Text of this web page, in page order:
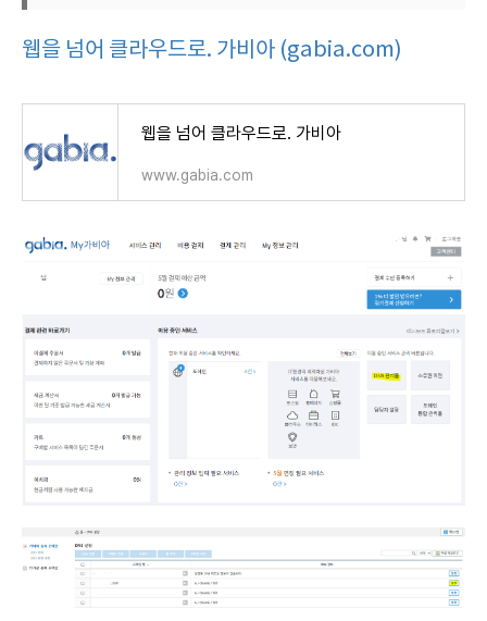
웹을 넘어 클라우드로. 가비아 (gabia.com)
웹을 넘어 클라우드로. 가비아
www.gabia.com